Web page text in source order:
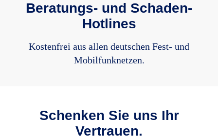
Beratungs- und Schaden-
Hotlines
Kostenfrei aus allen deutschen Fest- und
Mobilfunknetzen.
Schenken Sie uns Ihr
Vertrauen.